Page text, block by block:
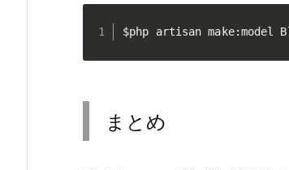
$php artisan make:model
まとめ